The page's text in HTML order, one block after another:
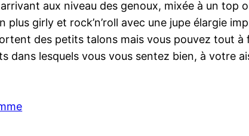
aux niveau des genoux, mixée à un top
girly et rock’n’roll avec une jupe élargie
des petits talons mais vous pouvez tout
dans lesquels vous vous sentez bien, à votre